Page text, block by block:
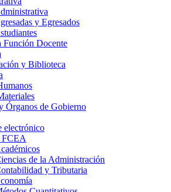
y Egresados
Función Docente
y Biblioteca
Órganos de Gobierno
electrónico
FCEA
de la Administración
y Tributaria